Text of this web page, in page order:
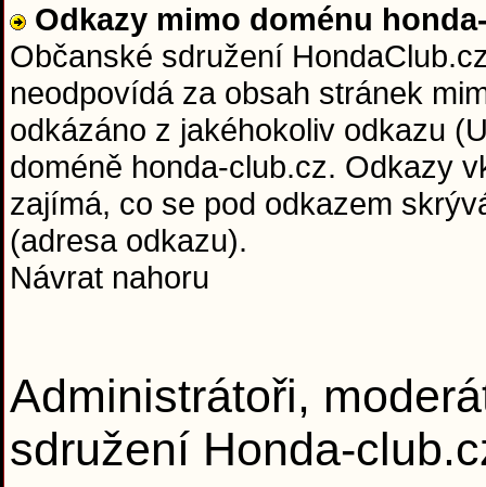
Odkazy mimo doménu
Občanské sdružení
neodpovídá za obsah stránek
odkázáno z jakéhokoliv odkazu
doméně honda-club.cz. Odkazy
zajímá, co se pod odkazem
(adresa odkazu).
Návrat nahoru
Administrátoři,
sdružení Honda-